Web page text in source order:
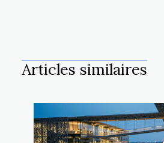
Articles similaires